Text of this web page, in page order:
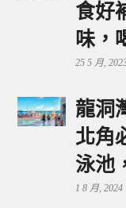
食好
味，
25 5 月,
龍洞
北角
泳池
1 8 月, 2024